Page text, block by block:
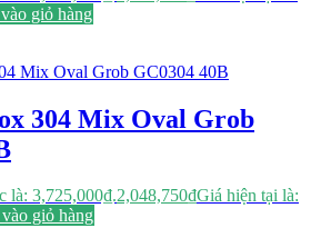
giỏ hàng
304 Mix Oval Grob
là: 3,725,000₫.2,048,750₫Giá hiện tại là:
giỏ hàng